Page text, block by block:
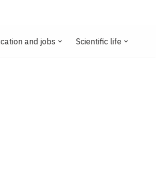
and jobs Scientific life